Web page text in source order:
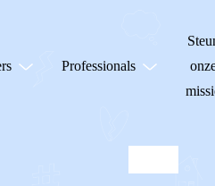
Professionals